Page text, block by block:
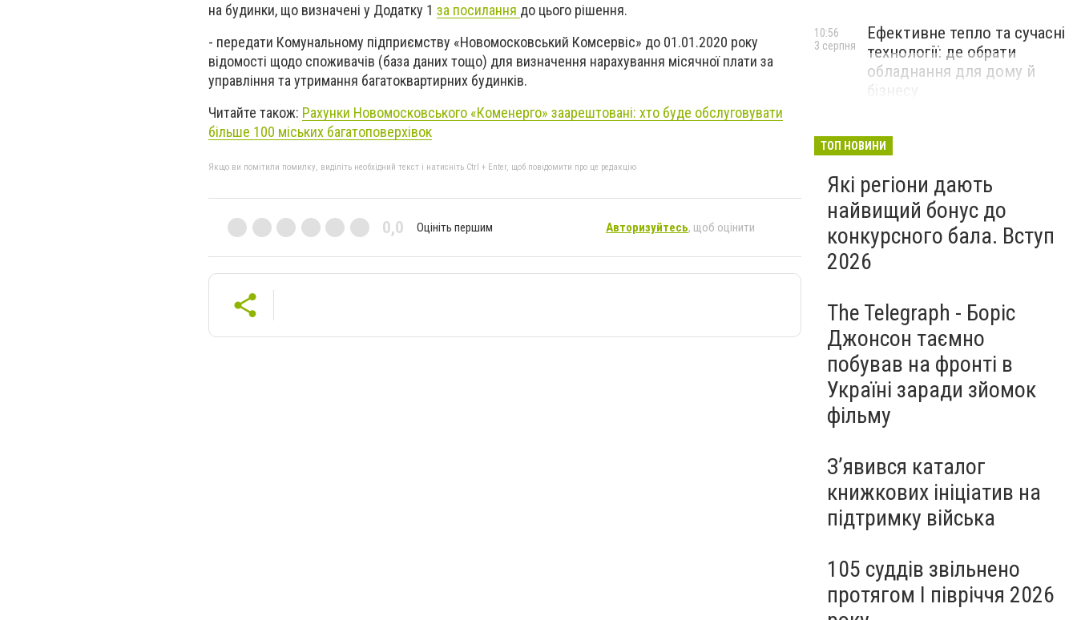
на будинки, що визначені у Додатку 1 за посилання до цього рішення.
- передати Комунальному підприємству «Новомосковський Комсервіс» до 01.01.2020 року
відомості щодо споживачів (база даних тощо) для визначення нарахування місячної плати за
управління та утримання багатоквартирних будинків.
Читайте також: Рахунки Новомосковського «Коменерго» заарештовані: хто буде обслуговувати
більше 100 міських багатоповерхівок
Якщо ви помітили помилку, виділіть необхідний текст і натисніть Ctrl + Enter, щоб повідомити про це редакцію
0,0 Оцініть першим Авторизуйтесь, щоб оцінити
Ефективне тепло та сучасні
технології: де обрати
обладнання для дому й
бізнесу
10:56
3 серпня
ТОП НОВИНИ
Які регіони дають
найвищий бонус до
конкурсного бала. Вступ
2026
The Telegraph - Боріс
Джонсон таємно
побував на фронті в
Україні заради зйомок
фільму
З’явився каталог
книжкових ініціатив на
підтримку війська
105 суддів звільнено
протягом I півріччя 2026